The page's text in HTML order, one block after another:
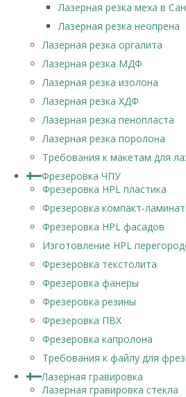
Лазерная резка меха в
Лазерная резка неопрена
Лазерная резка оргалита
Лазерная резка МДФ
Лазерная резка изолона
Лазерная резка ХДФ
Лазерная резка пенопласта
Лазерная резка поролона
Требования к макетам для
Фрезеровка ЧПУ
Фрезеровка HPL пластика
Фрезеровка компакт-
Фрезеровка HPL фасадов
Изготовление HPL
Фрезеровка текстолита
Фрезеровка фанеры
Фрезеровка резины
Фрезеровка ПВХ
Фрезеровка капролона
Требования к файлу для
Лазерная гравировка
Лазерная гравировка стекла